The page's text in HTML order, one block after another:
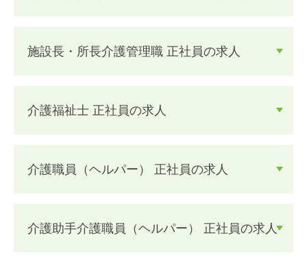
施設長・所長介護管理職 正社員の求人
介護福祉士 正社員の求人
介護職員（ヘルパー） 正社員の求人
介護助手介護職員（ヘルパー） 正社員の求人